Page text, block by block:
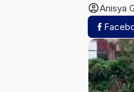
account_circleAnisya